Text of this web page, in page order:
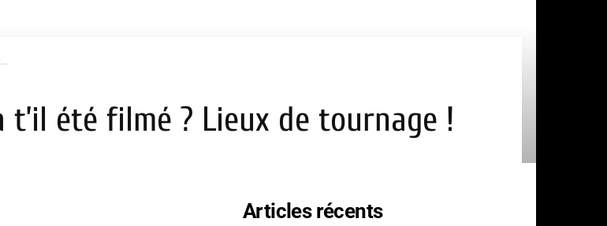
t’il été filmé ? Lieux de tournage !
Articles récents